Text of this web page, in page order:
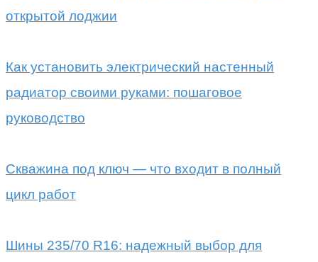
открытой лоджии
Как установить электрический настенный
радиатор своими руками: пошаговое
руководство
Скважина под ключ — что входит в полный
цикл работ
Шины 235/70 R16: надежный выбор для